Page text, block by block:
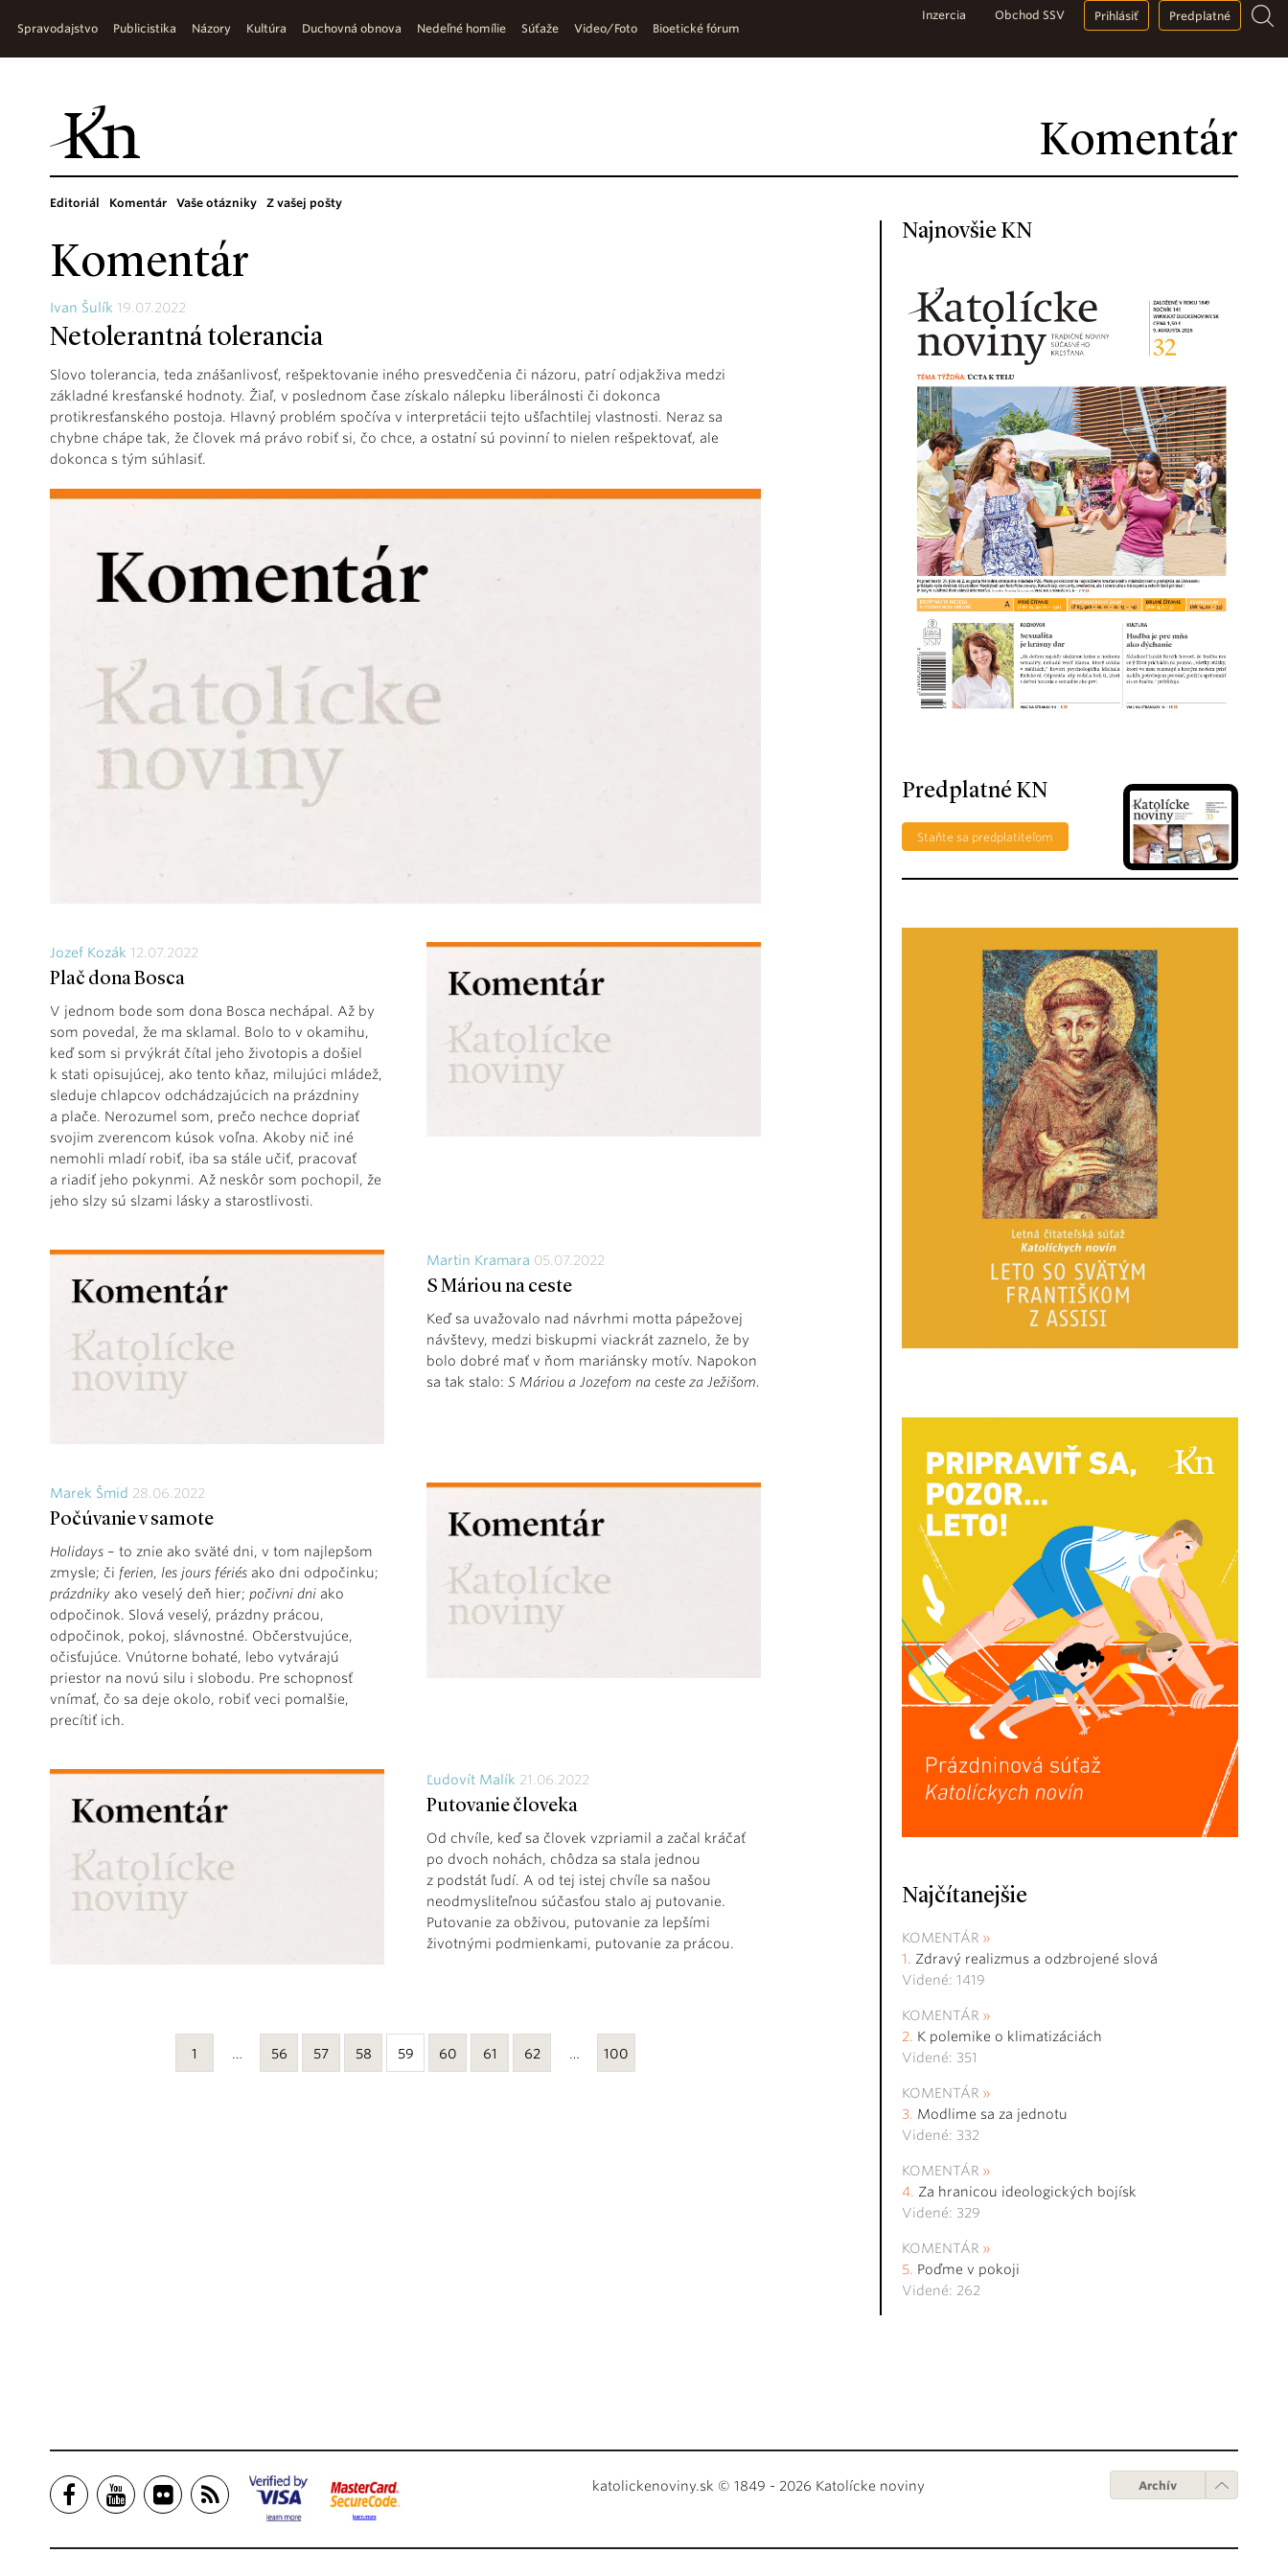
Komentár
Spravodajstvo Publicistika Názory Kultúra Duchovná obnova Nedeľné homílie Súťaže Video/Foto Bioetické fórum
Inzercia Obchod SSV Prihlásiť Predplatné
Editoriál Komentár Vaše otázniky Z vašej pošty
Komentár
Ivan Šulík 19.07.2022
Netolerantná tolerancia
Slovo tolerancia, teda znášanlivosť, rešpektovanie iného presvedčenia či názoru, patrí odjakživa medzi
základné kresťanské hodnoty. Žiaľ, v poslednom čase získalo nálepku liberálnosti či dokonca
protikresťanského postoja. Hlavný problém spočíva v interpretácii tejto ušľachtilej vlastnosti. Neraz sa
chybne chápe tak, že človek má právo robiť si, čo chce, a ostatní sú povinní to nielen rešpektovať, ale
dokonca s tým súhlasiť.
Jozef Kozák 12.07.2022
Plač dona Bosca
V jednom bode som dona Bosca nechápal. Až by
som povedal, že ma sklamal. Bolo to v okamihu,
keď som si prvýkrát čítal jeho životopis a došiel
k stati opisujúcej, ako tento kňaz, milujúci mládež,
sleduje chlapcov odchádzajúcich na prázdniny
a plače. Nerozumel som, prečo nechce dopriať
svojim zverencom kúsok voľna. Akoby nič iné
nemohli mladí robiť, iba sa stále učiť, pracovať
a riadiť jeho pokynmi. Až neskôr som pochopil, že
jeho slzy sú slzami lásky a starostlivosti.
Martin Kramara 05.07.2022
S Máriou na ceste
Keď sa uvažovalo nad návrhmi motta pápežovej
návštevy, medzi biskupmi viackrát zaznelo, že by
bolo dobré mať v ňom mariánsky motív. Napokon
sa tak stalo:S Máriou a Jozefom na ceste za Ježišom.
Marek Šmid 28.06.2022
Počúvanie v samote
Holidays – to znie ako sväté dni, v tom najlepšom
zmysle; či ferien, les jours fériés ako dni odpočinku;
prázdniky ako veselý deň hier; počivni dni ako
odpočinok. Slová veselý, prázdny prácou,
odpočinok, pokoj, slávnostné. Občerstvujúce,
očisťujúce. Vnútorne bohaté, lebo vytvárajú
priestor na novú silu i slobodu. Pre schopnosť
vnímať, čo sa deje okolo, robiť veci pomalšie,
precítiť ich.
Ľudovít Malík 21.06.2022
Putovanie človeka
Od chvíle, keď sa človek vzpriamil a začal kráčať
po dvoch nohách, chôdza sa stala jednou
z podstát ľudí. A od tej istej chvíle sa našou
neodmysliteľnou súčasťou stalo aj putovanie.
Putovanie za obživou, putovanie za lepšími
životnými podmienkami, putovanie za prácou.
1 … 56 57 58 59 60 61 62 … 100
Najnovšie KN
Predplatné KN
Staňte sa predplatiteľom
Najčítanejšie
KOMENTÁR
Zdravý realizmus a odzbrojené slová
Videné: 1419
KOMENTÁR
K polemike o klimatizáciách
Videné: 351
KOMENTÁR
Modlime sa za jednotu
Videné: 332
KOMENTÁR
Za hranicou ideologických bojísk
Videné: 329
KOMENTÁR
Poďme v pokoji
Videné: 262
katolickenoviny.sk © 1849 - 2026 Katolícke noviny Archív